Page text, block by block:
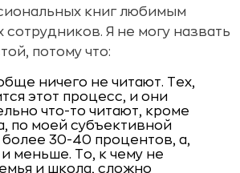
книг любимым
Я не могу назвать
потому что:
ничего не читают. Тех,
этот процесс, и они
что-то читают, кроме
по моей субъективной
30-40 процентов, а,
меньше. То, к чему не
и школа, сложно